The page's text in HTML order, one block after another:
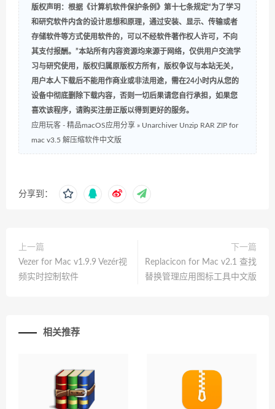
版权声明：根据《计算机软件保护条例》第十七条规定“为了学习
和研究软件内含的设计思想和原理，通过安装、显示、传输或者
存储软件等方式使用软件的，可以不经软件著作权人许可，不向
其支付报酬。”本站所有内容资源均来源于网络，仅供用户交流学
习与研究使用，版权归属原版权方所有，版权争议与本站无关，
用户本人下载后不能用作商业或非法用途，需在24小时内从您的
设备中彻底删除下载内容，否则一切后果请您自行承担，如果您
喜欢该程序，请购买注册正版以得到更好的服务。
应用玩客 - 精品macOS应用分享 » Unarchiver Unzip RAR ZIP for
mac v3.5 解压缩软件中文版
分享到：
上一篇
Vezer for Mac v1.9.9 Vezér视
频实时控制软件
下一篇
Replacicon for Mac v2.1 查找
替换管理应用图标工具中文版
相关推荐